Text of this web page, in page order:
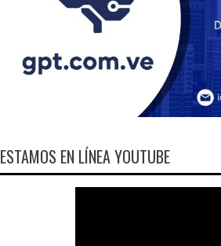
ESTAMOS EN LÍNEA YOUTUBE